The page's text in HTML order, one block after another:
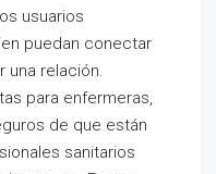
usuarios
puedan conectar
una relación.
para enfermeras,
de que están
sanitarios